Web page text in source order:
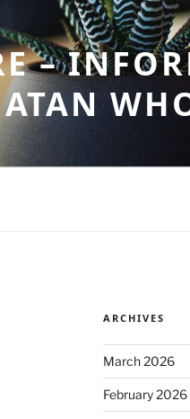
–
ARCHIVES
March 2026
February 2026